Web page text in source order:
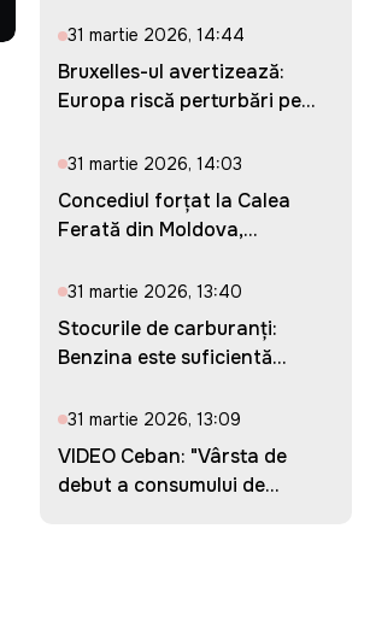
31 martie 2026, 14:44
Bruxelles-ul avertizează:
Europa riscă perturbări pe...
31 martie 2026, 14:03
Concediul forțat la Calea
Ferată din Moldova,
31 martie 2026, 13:40
Stocurile de carburanți:
Benzina este suficientă
31 martie 2026, 13:09
VIDEO Ceban: "Vârsta de
debut a consumului de